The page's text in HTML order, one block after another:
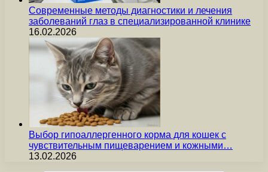
Современные методы диагностики и лечения
заболеваний глаз в специализированной клинике
16.02.2026
Выбор гипоаллергенного корма для кошек с
чувствительным пищеварением и кожными…
13.02.2026